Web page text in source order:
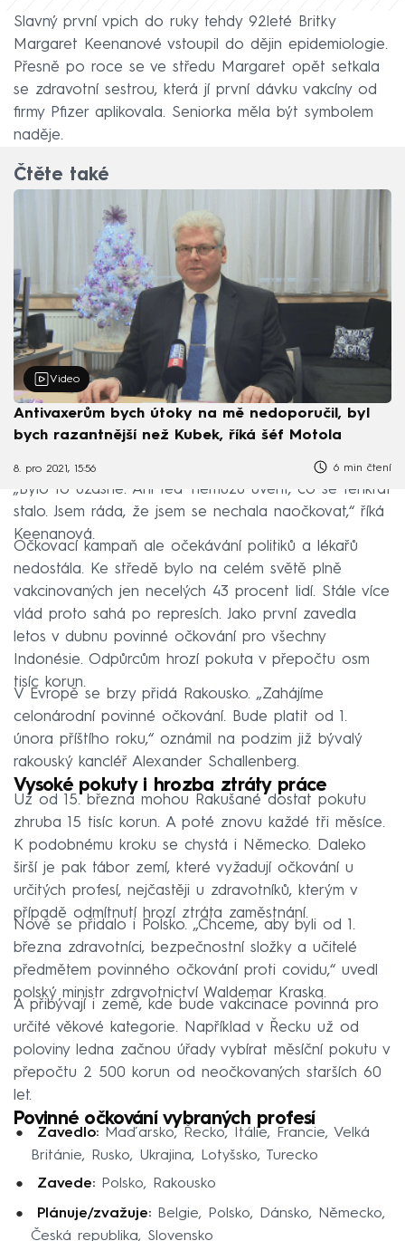
Slavný první vpich do ruky tehdy 92leté Britky
Margaret Keenanové vstoupil do dějin epidemiologie.
Přesně po roce se ve středu Margaret opět setkala
se zdravotní sestrou, která jí první dávku vakcíny od
firmy Pfizer aplikovala. Seniorka měla být symbolem
naděje.
Čtěte také
Video
Antivaxerům bych útoky na mě nedoporučil, byl
bych razantnější než Kubek, říká šéf Motola
8. pro 2021, 15:56 6 min čtení
„Bylo to úžasné. Ani teď nemůžu uvěřit, co se tenkrát
stalo. Jsem ráda, že jsem se nechala naočkovat,“ říká
Keenanová.
Očkovací kampaň ale očekávání politiků a lékařů
nedostála. Ke středě bylo na celém světě plně
vakcinovaných jen necelých 43 procent lidí. Stále více
vlád proto sahá po represích. Jako první zavedla
letos v dubnu povinné očkování pro všechny
Indonésie. Odpůrcům hrozí pokuta v přepočtu osm
tisíc korun.
V Evropě se brzy přidá Rakousko. „Zahájíme
celonárodní povinné očkování. Bude platit od 1.
února příštího roku,“ oznámil na podzim již bývalý
rakouský kancléř Alexander Schallenberg.
Vysoké pokuty i hrozba ztráty práce
Už od 15. března mohou Rakušané dostat pokutu
zhruba 15 tisíc korun. A poté znovu každé tři měsíce.
K podobnému kroku se chystá i Německo. Daleko
širší je pak tábor zemí, které vyžadují očkování u
určitých profesí, nejčastěji u zdravotníků, kterým v
případě odmítnutí hrozí ztráta zaměstnání.
Nově se přidalo i Polsko. „Chceme, aby byli od 1.
března zdravotníci, bezpečnostní složky a učitelé
předmětem povinného očkování proti covidu,“ uvedl
polský ministr zdravotnictví Waldemar Kraska.
A přibývají i země, kde bude vakcinace povinná pro
určité věkové kategorie. Například v Řecku už od
poloviny ledna začnou úřady vybírat měsíční pokutu v
přepočtu 2 500 korun od neočkovaných starších 60
let.
Povinné očkování vybraných profesí
Zavedlo:Maďarsko, Řecko, Itálie, Francie, Velká
Británie, Rusko, Ukrajina, Lotyšsko, Turecko
Zavede:Polsko, Rakousko
Plánuje/zvažuje:Belgie, Polsko, Dánsko, Německo,
Česká republika, Slovensko